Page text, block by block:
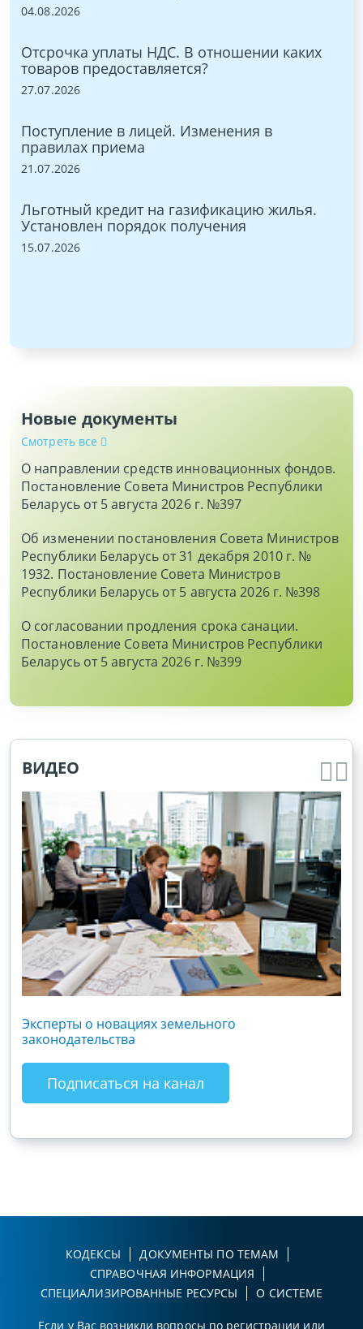
04.08.2026
Отсрочка уплаты НДС. В отношении каких
товаров предоставляется?
27.07.2026
Поступление в лицей. Изменения в
правилах приема
21.07.2026
Льготный кредит на газификацию жилья.
Установлен порядок получения
15.07.2026
Новые документы
Смотреть все
О направлении средств инновационных фондов.
Постановление Совета Министров Республики
Беларусь от 5 августа 2026 г. №397
Об изменении постановления Совета Министров
Республики Беларусь от 31 декабря 2010 г. №
1932. Постановление Совета Министров
Республики Беларусь от 5 августа 2026 г. №398
О согласовании продления срока санации.
Постановление Совета Министров Республики
Беларусь от 5 августа 2026 г. №399
ВИДЕО
Эксперты о новациях земельного
законодательства
Подписаться на канал
КОДЕКСЫ
ДОКУМЕНТЫ ПО ТЕМАМ
СПРАВОЧНАЯ ИНФОРМАЦИЯ
СПЕЦИАЛИЗИРОВАННЫЕ РЕСУРСЫ
О СИСТЕМЕ
Если у Вас возникли вопросы по регистрации или